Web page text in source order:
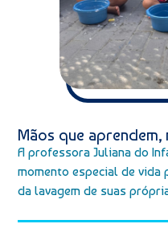
Mãos que aprendem,
A professora Juliana do
momento especial de vida
da lavagem de suas